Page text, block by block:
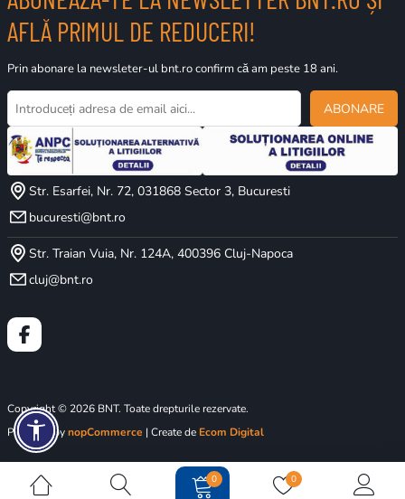
0
0
AFLĂ PRIMUL DE REDUCERI!
Prin abonare la newsleter-ul bnt.ro confirm că am peste 18 ani.
ABONARE
Str. Esarfei, Nr. 72, 031868 Sector 3, Bucuresti
bucuresti@bnt.ro
Str. Traian Vuia, Nr. 124A, 400396 Cluj-Napoca
cluj@bnt.ro
Copyright © 2026 BNT. Toate drepturile rezervate.
Powered bynopCommerce | Create de Ecom Digital